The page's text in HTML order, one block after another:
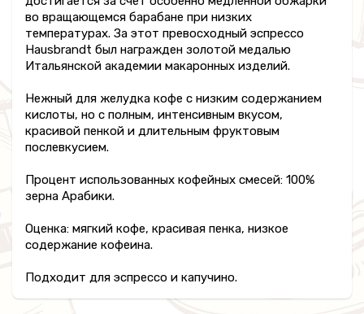
во вращающемся барабане при низких
температурах. За этот превосходный эспрессо
Hausbrandt был награжден золотой медалью
Итальянской академии макаронных изделий.
Нежный для желудка кофе с низким содержанием
кислоты, но с полным, интенсивным вкусом,
красивой пенкой и длительным фруктовым
послевкусием.
Процент использованных кофейных смесей: 100%
зерна Арабики.
Оценка: мягкий кофе, красивая пенка, низкое
содержание кофеина.
Подходит для эспрессо и капучино.